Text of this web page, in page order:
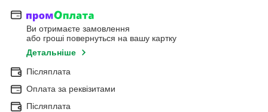
Ви отримаєте замовлення
або гроші повернуться на вашу картку
Детальніше
Післяплата
Оплата за реквізитами
Післяплата